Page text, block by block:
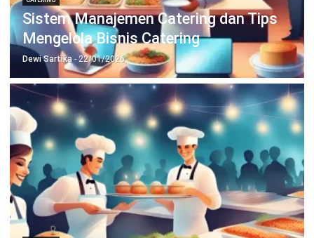
Construction
Engineering
Mining
FnB
Facility
Agriculture
Central Kitchen
© BusinessTech by Hashmicro
HomeIndustriProduk Tentang Kami Hubungi Kami